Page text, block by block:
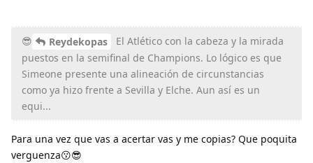
😎 Reydekopas
El Atlético con la cabeza y la mirada
puestos en la semifinal de Champions. Lo lógico es que
Simeone presente una alineación de circunstancias
como ya hizo frente a Sevilla y Elche. Aun así es un
equi...
Para una vez que vas a acertar vas y me copias? Que poquita
verguenza😗😎